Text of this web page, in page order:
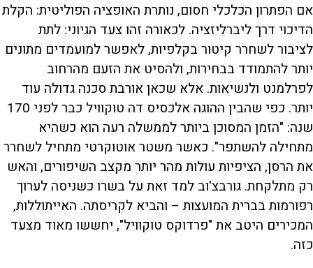
אם הפתרון הכלכלי חסום, נותרת האופציה הפוליטית: הקלת
הדיכוי דרך ליברליזציה. לכאורה זהו צעד הגיוני: לתת
לציבור לשחרר קיטור בקלפיות, לאפשר למועמדים מתונים
יותר להתמודד בבחירות, ולהסיט את הזעם מהרחוב
לפרלמנט ולנשיאות. אלא שכאן אורבת סכנה גדולה עוד
יותר. כפי שהבין ההוגה אלכסיס דה טוקוויל כבר לפני 170
שנה: "הזמן המסוכן ביותר לממשלה רעה הוא כשהיא
מתחילה להשתפר". כאשר משטר אוטוקרטי מתחיל לשחרר
את הרסן, הציפיות עולות מהר יותר מקצב השיפורים, והאש
רק מתלקחת. גורבצ'וב למד זאת על בשרו כשניסה לערוך
רפורמות בברית המועצות – והביא לקריסתה. האייתוללות,
המכירים היטב את "פרדוקס טוקוויל", יחששו מאוד מצעד
כזה.